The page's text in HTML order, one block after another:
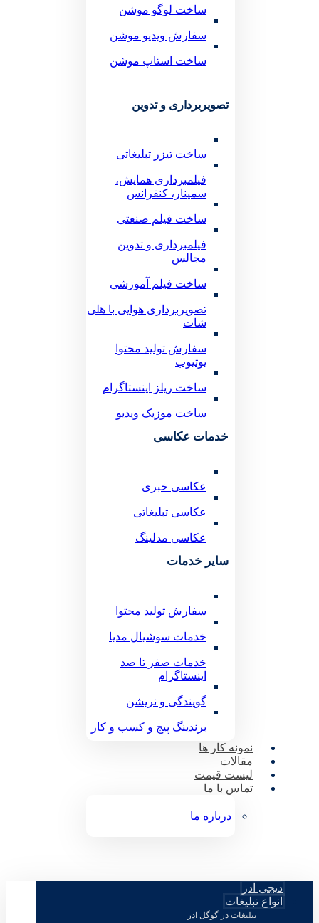
ساخت لوگو موشن
سفارش ویدیو موشن
ساخت استاپ موشن
تصویربرداری و تدوین
ساخت تیزر تبلیغاتی
فیلمبرداری همایش،
سمینار، کنفرانس
ساخت فیلم صنعتی
فیلمبرداری و تدوین
مجالس
ساخت فیلم آموزشی
تصویربرداری هوایی با هلی
شات
سفارش تولید محتوا
یوتیوب
ساخت ریلز اینستاگرام
ساخت موزیک ویدیو
خدمات عکاسی
عکاسی خبری
عکاسی تبلیغاتی
عکاسی مدلینگ
سایر خدمات
سفارش تولید محتوا
خدمات سوشیال مدیا
خدمات صفر تا صد
اینستاگرام
گویندگی و نریشن
برندینگ پیج و کسب و کار
نمونه کار ها
مقالات
لیست قیمت
تماس با ما
درباره ما
دیجی ادز
انواع تبلیغات
تبلیغات در گوگل ادز